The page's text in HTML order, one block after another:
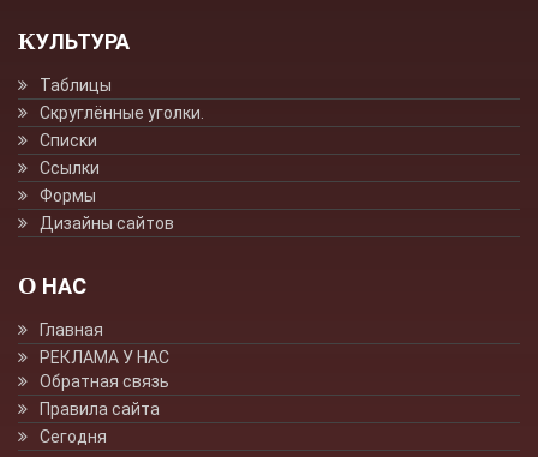
КУЛЬТУРА
Таблицы
Скруглённые уголки.
Списки
Ссылки
Формы
Дизайны сайтов
О НАС
Главная
РЕКЛАМА У НАС
Обратная связь
Правила сайта
Сегодня